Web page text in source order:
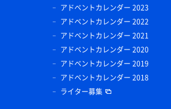
アドベントカレンダー 2023
アドベントカレンダー 2022
アドベントカレンダー 2021
アドベントカレンダー 2020
アドベントカレンダー 2019
アドベントカレンダー 2018
ライター募集